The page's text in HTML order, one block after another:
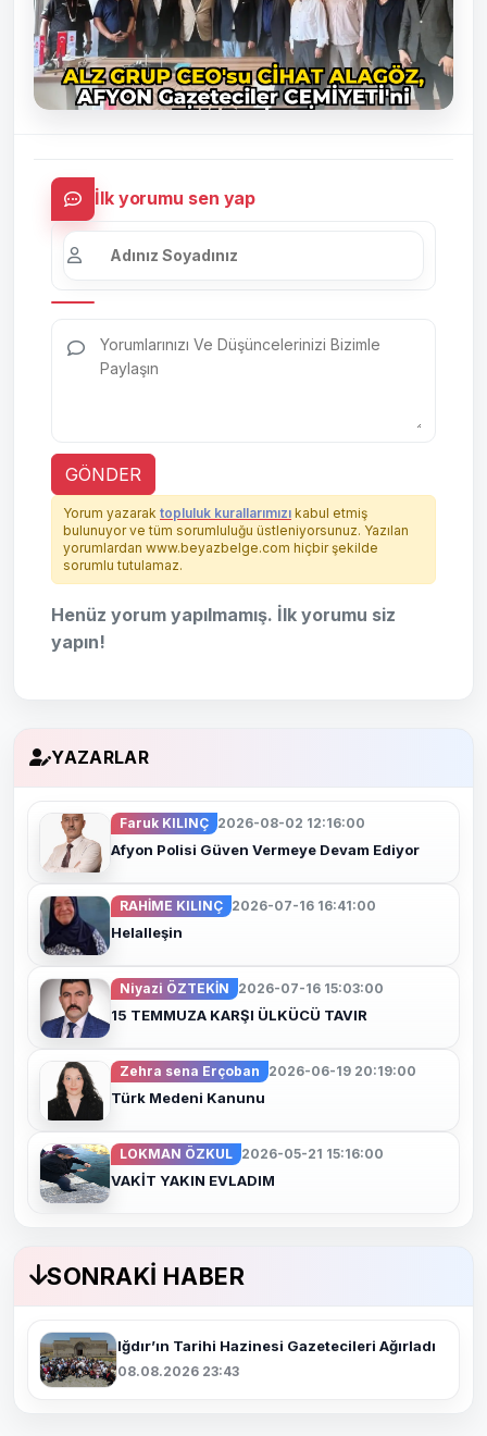
İlk yorumu sen yap
GÖNDER
Yorum yazarak topluluk kurallarımızı kabul etmiş
bulunuyor ve tüm sorumluluğu üstleniyorsunuz. Yazılan
yorumlardan www.beyazbelge.com hiçbir şekilde
sorumlu tutulamaz.
Henüz yorum yapılmamış. İlk yorumu siz
yapın!
YAZARLAR
Faruk KILINÇ 2026-08-02 12:16:00
Afyon Polisi Güven Vermeye Devam Ediyor
RAHİME KILINÇ 2026-07-16 16:41:00
Helalleşin
Niyazi ÖZTEKİN 2026-07-16 15:03:00
15 TEMMUZA KARŞI ÜLKÜCÜ TAVIR
Zehra sena Erçoban 2026-06-19 20:19:00
Türk Medeni Kanunu
LOKMAN ÖZKUL 2026-05-21 15:16:00
VAKİT YAKIN EVLADIM
SONRAKI HABER
Iğdır’ın Tarihi Hazinesi Gazetecileri Ağırladı
08.08.2026 23:43